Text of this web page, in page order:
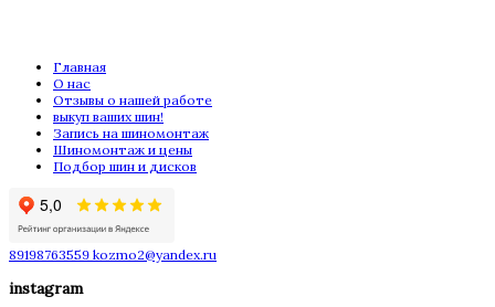
Главная
О нас
Отзывы о нашей работе
выкуп ваших шин!
Запись на шиномонтаж
Шиномонтаж и цены
Подбор шин и дисков
89198763559 kozmo2@yandex.ru
instagram